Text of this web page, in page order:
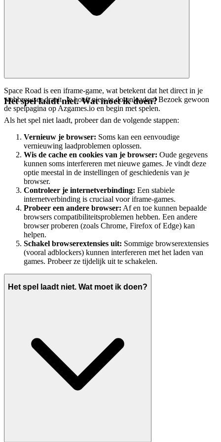
Space Road is een iframe-game, wat betekent dat het direct in je
webbrowser draait. Je hoeft niets te downloaden! Bezoek gewoon
de spelpagina op Azgames.io en begin met spelen.
Het spel laadt niet. Wat moet ik doen?
Als het spel niet laadt, probeer dan de volgende stappen:
Vernieuw je browser: Soms kan een eenvoudige
vernieuwing laadproblemen oplossen.
Wis de cache en cookies van je browser: Oude gegevens
kunnen soms interfereren met nieuwe games. Je vindt deze
optie meestal in de instellingen of geschiedenis van je
browser.
Controleer je internetverbinding: Een stabiele
internetverbinding is cruciaal voor iframe-games.
Probeer een andere browser: Af en toe kunnen bepaalde
browsers compatibiliteitsproblemen hebben. Een andere
browser proberen (zoals Chrome, Firefox of Edge) kan
helpen.
Schakel browserextensies uit: Sommige browserextensies
(vooral adblockers) kunnen interfereren met het laden van
games. Probeer ze tijdelijk uit te schakelen.
Het spel laadt niet. Wat moet ik doen?